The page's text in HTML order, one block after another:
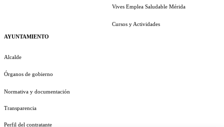
AYUNTAMIENTO
Alcalde
Órganos de gobierno
Normativa y documentación
Transparencia
Perfil del contratante
Vives Emplea Saludable Mérida
Cursos y Actividades